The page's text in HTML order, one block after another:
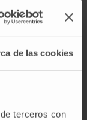
de las cookies
terceros con
en
del